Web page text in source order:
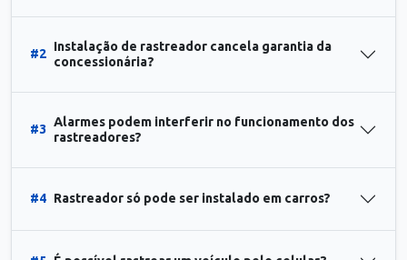
#2
Instalação de rastreador cancela garantia da
concessionária?
#3
Alarmes podem interferir no funcionamento dos
rastreadores?
#4 Rastreador só pode ser instalado em carros?